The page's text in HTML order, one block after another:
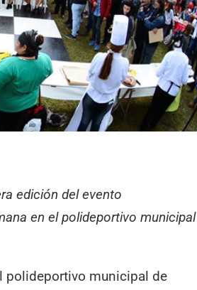
edición del evento
en el polideportivo municipal
polideportivo municipal de